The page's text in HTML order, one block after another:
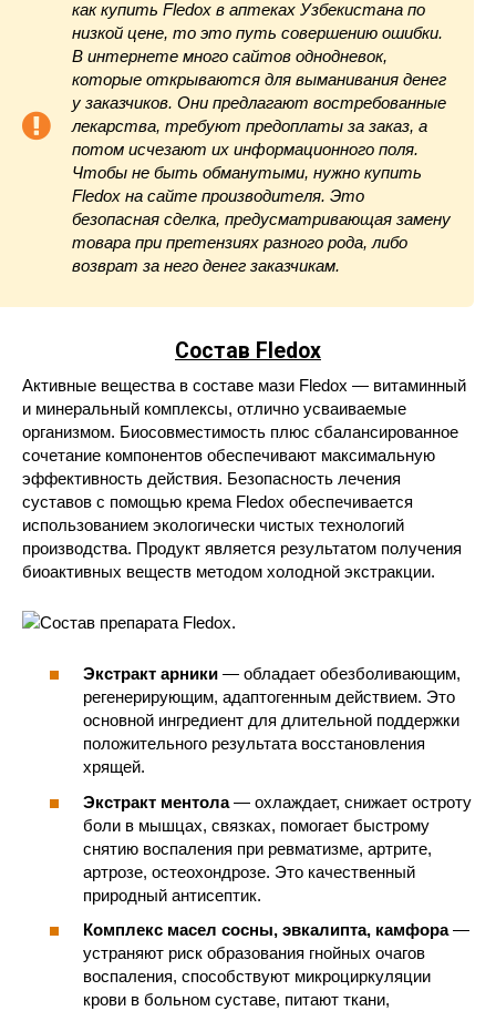
как купить Fledox в аптеках Узбекистана по
низкой цене, то это путь совершению ошибки.
В интернете много сайтов однодневок,
которые открываются для выманивания денег
у заказчиков. Они предлагают востребованные
лекарства, требуют предоплаты за заказ, а
потом исчезают их информационного поля.
Чтобы не быть обманутыми, нужно купить
Fledox на сайте производителя. Это
безопасная сделка, предусматривающая замену
товара при претензиях разного рода, либо
возврат за него денег заказчикам.
Состав Fledox
Активные вещества в составе мази Fledox — витаминный
и минеральный комплексы, отлично усваиваемые
организмом. Биосовместимость плюс сбалансированное
сочетание компонентов обеспечивают максимальную
эффективность действия. Безопасность лечения
суставов с помощью крема Fledox обеспечивается
использованием экологически чистых технологий
производства. Продукт является результатом получения
биоактивных веществ методом холодной экстракции.
Экстракт арники — обладает обезболивающим,
регенерирующим, адаптогенным действием. Это
основной ингредиент для длительной поддержки
положительного результата восстановления
хрящей.
Экстракт ментола— охлаждает, снижает остроту
боли в мышцах, связках, помогает быстрому
снятию воспаления при ревматизме, артрите,
артрозе, остеохондрозе. Это качественный
природный антисептик.
Комплекс масел сосны, эвкалипта, камфора—
устраняют риск образования гнойных очагов
воспаления, способствуют микроциркуляции
крови в больном суставе, питают ткани,